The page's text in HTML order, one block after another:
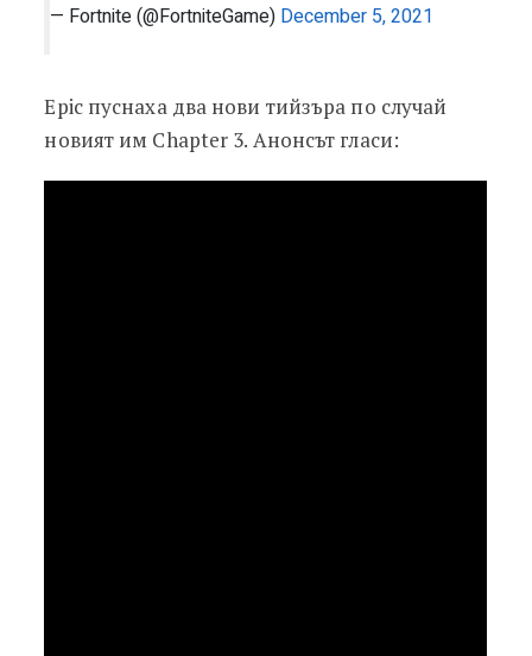
— Fortnite (@FortniteGame) December 5, 2021
Epic пуснаха два нови тийзъра по случай
новият им Chapter 3. Анонсът гласи: